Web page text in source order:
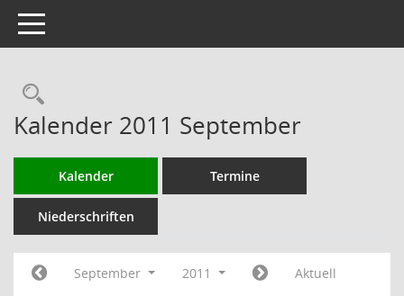
Toggle navigation
Rechercheauswahl
Kalender 2011 September
Kalender Termine
Niederschriften
September 2011
Aktuell